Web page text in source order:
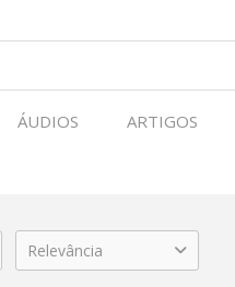
ÁUDIOS ARTIGOS
Relevância